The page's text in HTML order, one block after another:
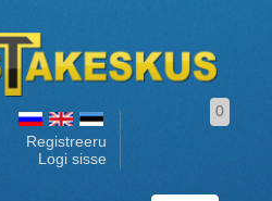
Registreeru
Logi sisse
0